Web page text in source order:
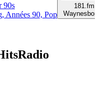
90s
Années 90, Pop
181.fm